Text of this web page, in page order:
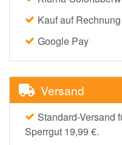
Kauf auf Rechnung
Google Pay
Versand
Standard-Versand
Sperrgut 19,99 €.